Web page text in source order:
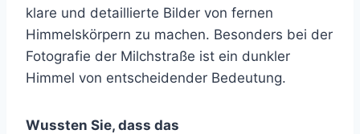
klare und detaillierte Bilder von fernen
Himmelskörpern zu machen. Besonders bei der
Fotografie der Milchstraße ist ein dunkler
Himmel von entscheidender Bedeutung.
Wussten Sie, dass das